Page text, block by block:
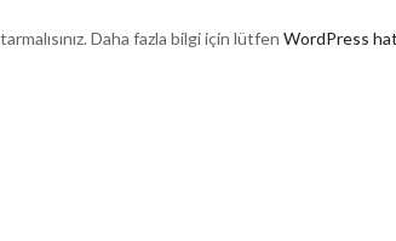
Daha fazla bilgi için lütfen WordPress